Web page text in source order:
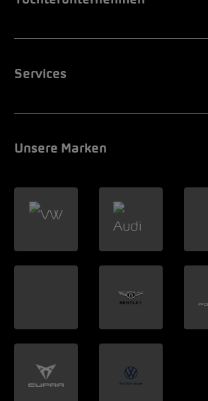
Services
Unsere Marken